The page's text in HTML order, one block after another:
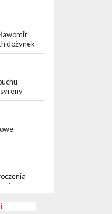
dożynek
[ZDJĘCIA]